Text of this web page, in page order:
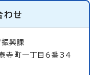
わせ
振興課
町一丁目6番34